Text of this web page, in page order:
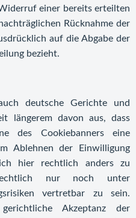
einer bereits erteilten
Rücknahme der
auf die Abgabe der
bezieht.
deutsche Gerichte und
längerem davon aus, dass
des Cookiebanners eine
Ablehnen der Einwilligung
hier rechtlich anders zu
nur noch unter
vertretbar zu sein.
Akzeptanz der